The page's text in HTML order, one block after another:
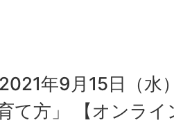
2021年9月15日（
て方」 【オンライ